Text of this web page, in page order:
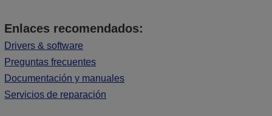
Enlaces recomendados:
Drivers & software
Preguntas frecuentes
Documentación y manuales
Servicios de reparación